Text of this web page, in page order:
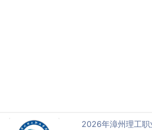
2026年漳州理工职